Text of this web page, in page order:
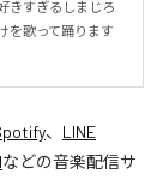
きすぎるしまじろ
を歌って踊ります
、 LINE
などの音楽配信サ